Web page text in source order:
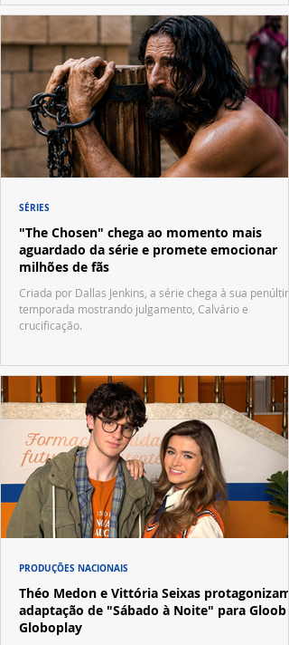
"The Chosen" chega ao momento mais
aguardado da série e promete emocionar
milhões de fãs
Criada por Dallas Jenkins, a série chega à sua
temporada mostrando julgamento, Calvário e
crucificação.
SÉRIES
Théo Medon e Vittória Seixas protagonizam
adaptação de "Sábado à Noite" para Gloob e
Globoplay
PRODUÇÕES NACIONAIS